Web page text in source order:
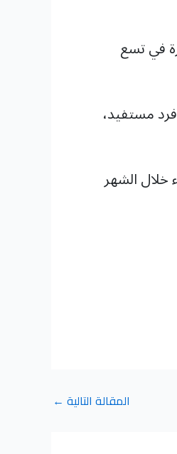
الإنسانية، اختتم ائتلاف الخير للإغاثة توزيع المساعدات الغذائية لـ 26,544 أسرة في تسع
ويستهدف المشروع محافظات #حضرموت، المهرة، مأرب، الجوف، حجة، صعدة، الحديدة، #سقطرى، شبوة بواقع 253,659 فرد مستفيد،
خلال الشهر
المقالة التالية ←